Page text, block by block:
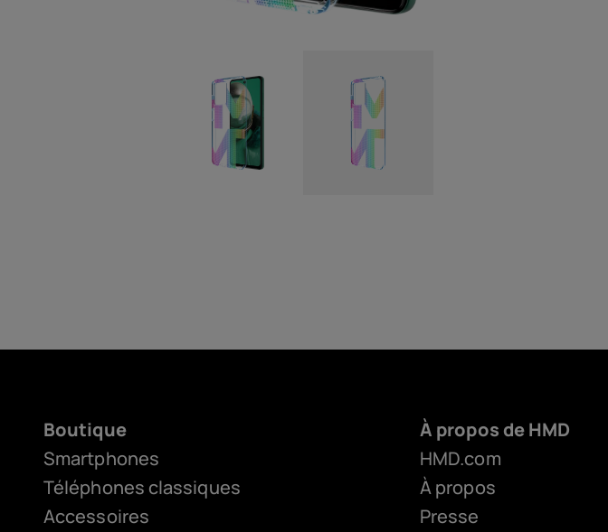
Boutique
Smartphones
Téléphones classiques
Accessoires
À propos de HMD
HMD.com
À propos
Presse